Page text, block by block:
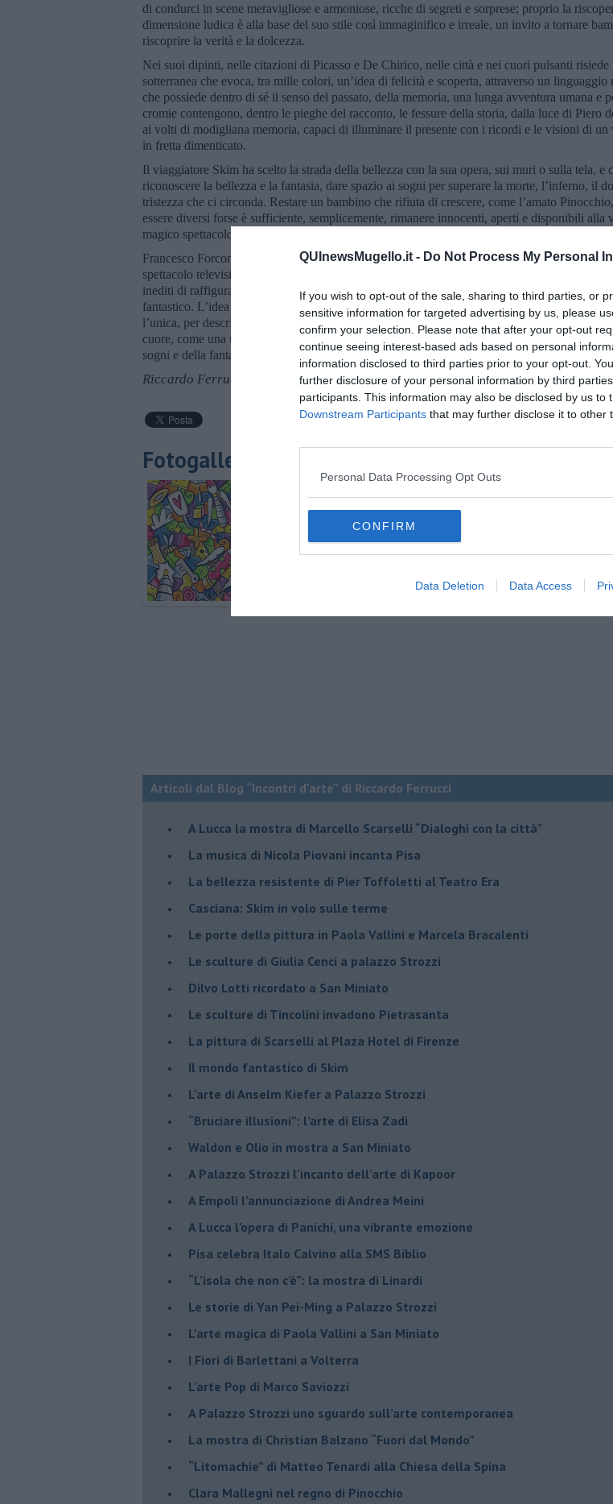
QUInewsMugello.it - Do Not Process My Personal
If you wish to opt-out of the sale, sharing to third parties, or
sensitive information for targeted advertising by us, please
confirm your selection. Please note that after your opt-out
continue seeing interest-based ads based on personal
information disclosed to third parties prior to your opt-out.
further disclosure of your personal information by third
participants. This information may also be disclosed by us to
Downstream Participants that may further disclose it to other
Personal Data Processing Opt Outs
CONFIRM
Data Deletion Data Access
di condurci in scene meravigliose e armoniose, ricche di segreti e sorprese; proprio la
dimensione ludica è alla base del suo stile così immaginifico e irreale, un invito a tornare
riscoprire la verità e la dolcezza.
Nei suoi dipinti, nelle citazioni di Picasso e De Chirico, nelle città e nei cuori pulsanti risiede
sotterranea che evoca, tra mille colori, un’idea di felicità e scoperta, attraverso un linguaggio
che possiede dentro di sé il senso del passato, della memoria, una lunga avventura umana e
cromie contengono, dentro le pieghe del racconto, le fessure della storia, dalla luce di Piero
ai volti di modigliana memoria, capaci di illuminare il presente con i ricordi e le visioni di un
in fretta dimenticato.
Il viaggiatore Skim ha scelto la strada della bellezza con la sua opera, sui muri o sulla tela, e
riconoscere la bellezza e la fantasia, dare spazio ai sogni per superare la morte, l’inferno, il
tristezza che ci circonda. Restare un bambino che rifiuta di crescere, come l’amato
essere diversi forse è sufficiente, semplicemente, rimanere innocenti, aperti e disponibili alla
magico spettacolo, alle sue sorprese.
Francesco Forconi Skim ha cercato nella pittura una strada verso la leggerezza, lontano dal
spettacolo televisivo o di un’arte ripetitiva e manieristica. I suoi sogni immaginano percorsi
inediti di raffigurare il presente o il futuro, simbologie utilizzabili per registrare la realtà, in
fantastico. L’idea centrale è che il sorriso e l’innocenza, la semplicità siano una maniera
l’unica, per descrive oggettivamente la natura e il mondo. Il murales di Skim rimane negli
cuore, come una testimonianza di armonia e poesia che coinvolge noi spettatori e ci porta nel
sogni e della fantasia.
Riccardo Ferrucci
Fotogallery
Articoli dal Blog “Incontri d'arte” di Riccardo Ferrucci
A Lucca la mostra di Marcello Scarselli “Dialoghi con la città"
​La musica di Nicola Piovani incanta Pisa
​La bellezza resistente di Pier Toffoletti al Teatro Era
​Casciana: Skim in volo sulle terme
​Le porte della pittura in Paola Vallini e Marcela Bracalenti
​Le sculture di Giulia Cenci a palazzo Strozzi
​Dilvo Lotti ricordato a San Miniato
​Le sculture di Tincolini invadono Pietrasanta
La pittura di Scarselli al Plaza Hotel di Firenze
​Il mondo fantastico di Skim
​L’arte di Anselm Kiefer a Palazzo Strozzi
​“Bruciare illusioni”: l’arte di Elisa Zadi
​Waldon e Olio in mostra a San Miniato
​A Palazzo Strozzi l’incanto dell’arte di Kapoor
​A Empoli l’annunciazione di Andrea Meini
A Lucca l’opera di Panichi, una vibrante emozione
Pisa celebra Italo Calvino alla SMS Biblio
“L’isola che non c’è”: la mostra di Linardi
​Le storie di Yan Pei-Ming a Palazzo Strozzi
​L’arte magica di Paola Vallini a San Miniato
​I Fiori di Barlettani a Volterra
​L’arte Pop di Marco Saviozzi
​A Palazzo Strozzi uno sguardo sull’arte contemporanea
La mostra di Christian Balzano “Fuori dal Mondo”
​“Litomachie” di Matteo Tenardi alla Chiesa della Spina
​Clara Mallegni nel regno di Pinocchio